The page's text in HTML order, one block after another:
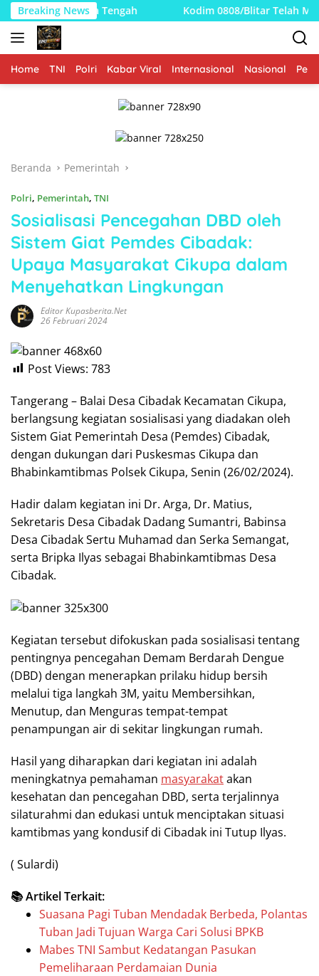
Langsung
ke
konten
Breaking News
Tengah Kodim 0808/Blitar Telah Menyelesaikan
Home TNI Polri Kabar Viral Internasional Nasional
Beranda Pemerintah
Polri, Pemerintah, TNI
Sosialisasi Pencegahan DBD oleh
Sistem Giat Pemdes Cibadak:
Upaya Masyarakat Cikupa dalam
Menyehatkan Lingkungan
Editor Kupasberita.net
26 Februari 2024
Post Views: 783
Tangerang – Balai Desa Cibadak Kecamatan Cikupa,
berlangsung kegiatan sosialisasi yang diadakan oleh
Sistem Giat Pemerintah Desa (Pemdes) Cibadak,
dengan dukungan dari Puskesmas Cikupa dan
Bhabinkamtibmas Polsek Cikupa, Senin (26/02/2024).
Hadir dalam kegiatan ini Dr. Arga, Dr. Matius,
Sekretaris Desa Cibadak Dadang Sumantri, Babinsa
Desa Cibadak Sertu Muhamad dan Serka Semangat,
serta Bripka Ilyas sebagai Bhabinkamtibmas Desa
Cibadak.
Kegiatan tersebut difokuskan pada sosialisasi tentang
pentingnya pencegahan Demam Berdarah Dengue
(DBD) dengan menerapkan prilaku hidup bersih
melalui tiga langkah 3M, yaitu Membersihkan,
Menutup, dan Menguras tempat-tempat
penampungan air di sekitar lingkungan rumah.
Hasil yang diharapkan dari kegiatan ini adalah
meningkatnya pemahaman masyarakatakan
kesehatan dan pencegahan DBD, serta terjalinnya
silaturahmi dan edukasi untuk menciptakan situasi
kamtibmas yang kondusif di Cibadak ini Tutup Ilyas.
( Sulardi)
📚 Artikel Terkait:
Suasana Pagi Tuban Mendadak Berbeda, Polantas
Tuban Jadi Tujuan Warga Cari Solusi BPKB
Mabes TNI Sambut Kedatangan Pasukan
Pemeliharaan Perdamaian Dunia